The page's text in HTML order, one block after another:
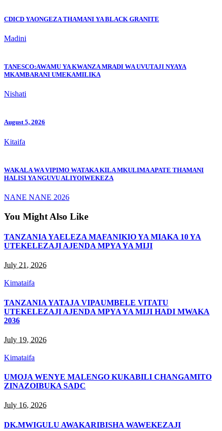
CDICD YAONGEZA THAMANI YA BLACK GRANITE
Madini
TANESCO:AWAMU YA KWANZA MRADI WA UVUTAJI NYAYA
MKAMBARANI UMEKAMILIKA
Nishati
August 5, 2026
Kitaifa
WAKALA WA VIPIMO WATAKA KILA MKULIMA APATE THAMANI
HALISI YA NGUVU ALIYOIWEKEZA
NANE NANE 2026
You Might Also Like
TANZANIA YAELEZA MAFANIKIO YA MIAKA 10 YA
UTEKELEZAJI AJENDA MPYA YA MIJI
July 21, 2026
Kimataifa
TANZANIA YATAJA VIPAUMBELE VITATU
UTEKELEZAJI AJENDA MPYA YA MIJI HADI MWAKA
2036
July 19, 2026
Kimataifa
UMOJA WENYE MALENGO KUKABILI CHANGAMITO
ZINAZOIBUKA SADC
July 16, 2026
DK.MWIGULU AWAKARIBISHA WAWEKEZAJI